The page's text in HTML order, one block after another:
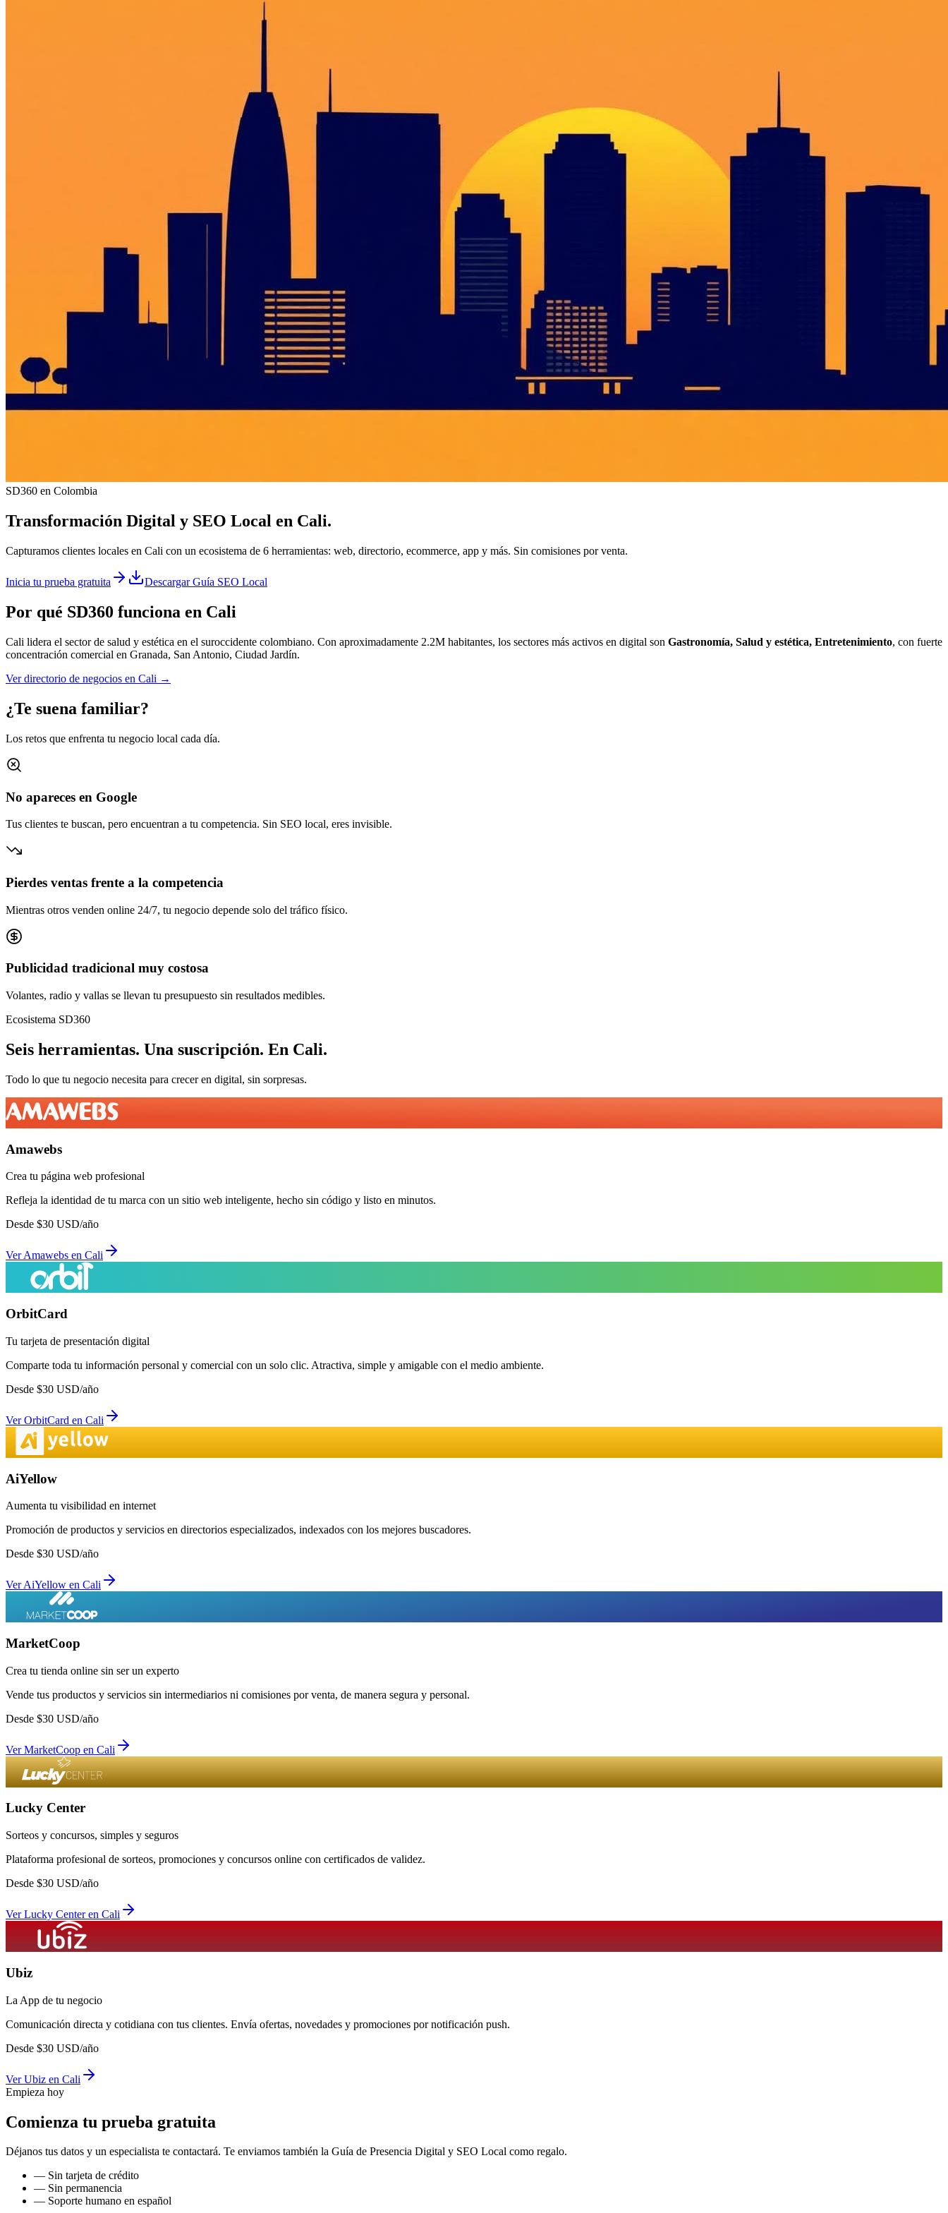
SD360 en Colombia
Transformación Digital y SEO Local en Cali.
Capturamos clientes locales en Cali con un ecosistema de 6 herramientas: web, directorio, ecommerce, app y más. Sin comisiones por venta.
Inicia tu prueba gratuita Descargar Guía SEO Local
Por qué SD360 funciona en Cali
Cali lidera el sector de salud y estética en el suroccidente colombiano. Con aproximadamente 2.2M habitantes, los sectores más activos en digital son Gastronomía, Salud y estética, Entretenimiento, con fuerte
concentración comercial en Granada, San Antonio, Ciudad Jardín.
Ver directorio de negocios en Cali →
¿Te suena familiar?
Los retos que enfrenta tu negocio local cada día.
No apareces en Google
Tus clientes te buscan, pero encuentran a tu competencia. Sin SEO local, eres invisible.
Pierdes ventas frente a la competencia
Mientras otros venden online 24/7, tu negocio depende solo del tráfico físico.
Publicidad tradicional muy costosa
Volantes, radio y vallas se llevan tu presupuesto sin resultados medibles.
Ecosistema SD360
Seis herramientas. Una suscripción. En Cali.
Todo lo que tu negocio necesita para crecer en digital, sin sorpresas.
Amawebs
Crea tu página web profesional
Refleja la identidad de tu marca con un sitio web inteligente, hecho sin código y listo en minutos.
Desde $30 USD/año
VerAmawebs en Cali
OrbitCard
Tu tarjeta de presentación digital
Comparte toda tu información personal y comercial con un solo clic. Atractiva, simple y amigable con el medio ambiente.
Desde $30 USD/año
VerOrbitCard en Cali
AiYellow
Aumenta tu visibilidad en internet
Promoción de productos y servicios en directorios especializados, indexados con los mejores buscadores.
Desde $30 USD/año
VerAiYellow en Cali
MarketCoop
Crea tu tienda online sin ser un experto
Vende tus productos y servicios sin intermediarios ni comisiones por venta, de manera segura y personal.
Desde $30 USD/año
VerMarketCoop en Cali
Lucky Center
Sorteos y concursos, simples y seguros
Plataforma profesional de sorteos, promociones y concursos online con certificados de validez.
Desde $30 USD/año
VerLucky Centeren Cali
Ubiz
La App de tu negocio
Comunicación directa y cotidiana con tus clientes. Envía ofertas, novedades y promociones por notificación push.
Desde $30 USD/año
VerUbiz en Cali
Empieza hoy
Comienza tu prueba gratuita
Déjanos tus datos y un especialista te contactará. Te enviamos también la Guía de Presencia Digital y SEO Local como regalo.
— Sin tarjeta de crédito
— Sin permanencia
— Soporte humano en español